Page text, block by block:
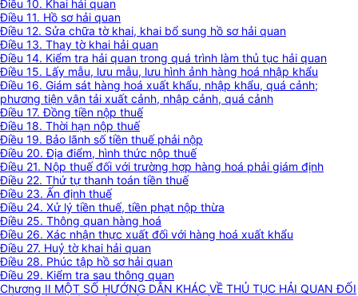
Điều 10. Khai hải quan
Điều 11. Hồ sơ hải quan
Điều 12. Sửa chữa tờ khai, khai bổ sung hồ sơ hải quan
Điều 13. Thay tờ khai hải quan
Điều 14. Kiểm tra hải quan trong quá trình làm thủ tục hải quan
Điều 15. Lấy mẫu, lưu mẫu, lưu hình ảnh hàng hoá nhập khẩu
Điều 16. Giám sát hàng hoá xuất khẩu, nhập khẩu, quá cảnh;
phương tiện vận tải xuất cảnh, nhập cảnh, quá cảnh
Điều 17. Đồng tiền nộp thuế
Điều 18. Thời hạn nộp thuế
Điều 19. Bảo lãnh số tiền thuế phải nộp
Điều 20. Địa điểm, hình thức nộp thuế
Điều 21. Nộp thuế đối với trường hợp hàng hoá phải giám định
Điều 22. Thứ tự thanh toán tiền thuế
Điều 23. Ấn định thuế
Điều 24. Xử lý tiền thuế, tiền phạt nộp thừa
Điều 25. Thông quan hàng hoá
Điều 26. Xác nhận thực xuất đối với hàng hoá xuất khẩu
Điều 27. Huỷ tờ khai hải quan
Điều 28. Phúc tập hồ sơ hải quan
Điều 29. Kiểm tra sau thông quan
Chương II MỘT SỐ HƯỚNG DẪN KHÁC VỀ THỦ TỤC HẢI QUAN ĐỐI